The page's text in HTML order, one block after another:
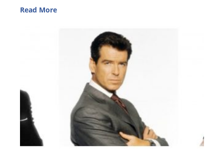
Read More